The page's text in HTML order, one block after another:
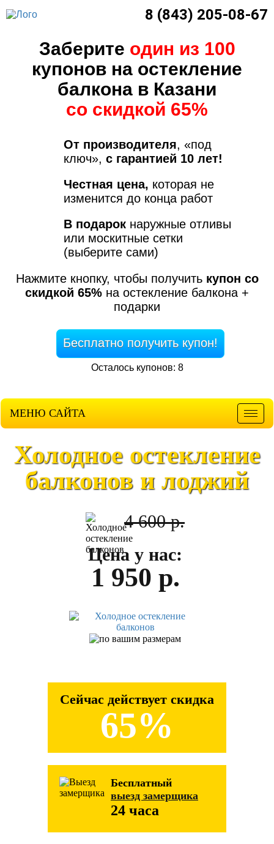
8 (843) 205-08-67
Заберите один из 100
купонов на остекление
балкона в Казани
со скидкой 65%
От производителя, «под
ключ», с гарантией 10 лет!
Честная цена, которая не
изменится до конца работ
В подарок наружные отливы
или москитные сетки
(выберите сами)
Нажмите кнопку, чтобы получить купон со
скидкой 65% на остекление балкона +
подарки
Бесплатно получить купон!
Осталось купонов: 8
МЕНЮ САЙТА
Холодное остекление
балконов и лоджий
4 600 р.
Цена у нас:
1 950 р.
Сейчас действует скидка
65%
Бесплатный
выезд замерщика
24 часа